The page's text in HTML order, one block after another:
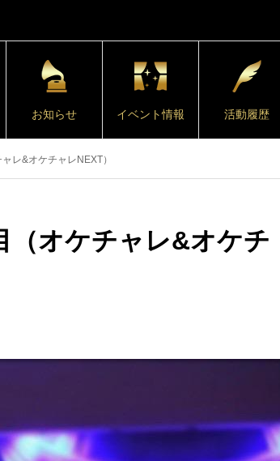
お知らせ イベント情報 活動履歴
レ&オケチャレNEXT）
オケチャレ&オケチ